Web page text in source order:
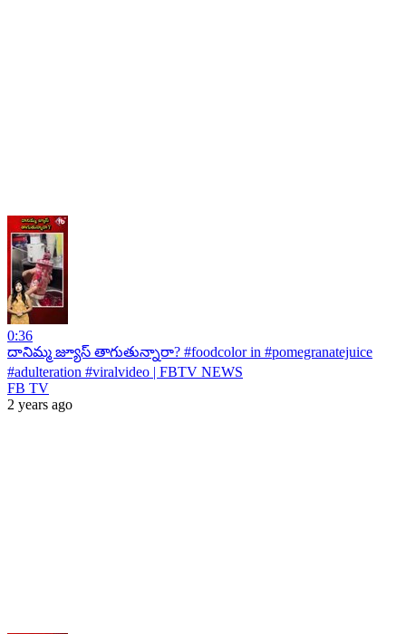
0:36
దానిమ్మ జ్యూస్ తాగుతున్నారా? #foodcolor in #pomegranatejuice
#adulteration #viralvideo | FBTV NEWS
FB TV
2 years ago